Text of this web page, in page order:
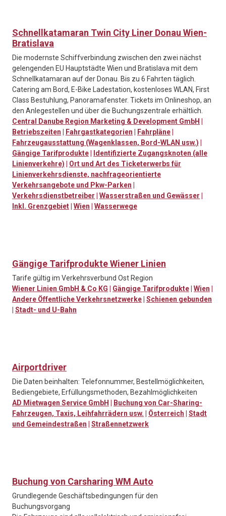
Schnellkatamaran Twin City Liner Donau Wien-
Bratislava
Die modernste Schiffverbindung zwischen den zwei nächst
gelengenden EU Hauptstädte Wien und Bratislava mit dem
Schnellkatamaran auf der Donau. Bis zu 6 Fahrten täglich.
Catering am Bord, E-Bike Ladestation, kostenloses WLAN, First
Class Bestuhlung, Panoramafenster. Tickets im Onlineshop, an
den Anlegestellen und über die Buchungszentrale erhältlich.
Central Danube Region Marketing & Development GmbH
Betriebszeiten
Fahrgastkategorien Fahrpläne
Fahrzeugausstattung (Wagenklassen, Bord-WLAN usw.)
Gängige Tarifprodukte
Identifizierte Zugangsknoten (alle
Linienverkehre)
Ort und Art des Ticketerwerbs für
Linienverkehrsdienste, nachfrageorientierte
Verkehrsangebote und Pkw-Parken
Verkehrsdienstbetreiber
Wasserstraßen und Gewässer
Inkl. Grenzgebiet Wien Wasserwege
Gängige Tarifprodukte Wiener Linien
Tarife gültig im Verkehrsverbund Ost Region
Wiener Linien GmbH & Co KG
Gängige Tarifprodukte Wien
Andere Öffentliche Verkehrsnetzwerke Schienen gebunden
Stadt- und U-Bahn
Airportdriver
Die Daten beinhalten: Telefonnummer, Bestellmöglichkeiten,
Bediengebiete, Erfüllungsmethoden, Bezahlmöglichkeiten
AD Mietwagen Service GmbH
Buchung von Car-Sharing-
Fahrzeugen, Taxis, Leihfahrrädern usw.
Österreich
Stadt
und Gemeindestraßen
Straßennetzwerk
Buchung von Carsharing WM Auto
Grundlegende Geschäftsbedingungen für den
Buchungsvorgang